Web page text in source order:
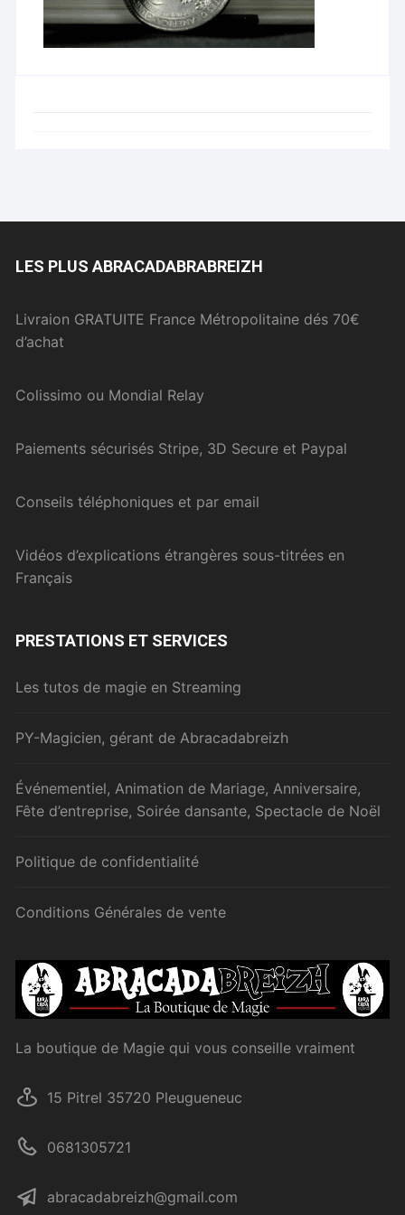
LES PLUS ABRACADABRABREIZH
Livraion GRATUITE France Métropolitaine dés 70€
d’achat
Colissimo ou Mondial Relay
Paiements sécurisés Stripe, 3D Secure et Paypal
Conseils téléphoniques et par email
Vidéos d’explications étrangères sous-titrées en
Français
PRESTATIONS ET SERVICES
Les tutos de magie en Streaming
PY-Magicien, gérant de Abracadabreizh
Événementiel, Animation de Mariage, Anniversaire,
Fête d’entreprise, Soirée dansante, Spectacle de Noël
Politique de confidentialité
Conditions Générales de vente
La boutique de Magie qui vous conseille vraiment
15 Pitrel 35720 Pleugueneuc
0681305721
abracadabreizh@gmail.com